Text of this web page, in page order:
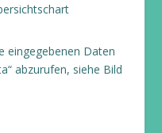
eingegebenen Daten
abzurufen, siehe Bild